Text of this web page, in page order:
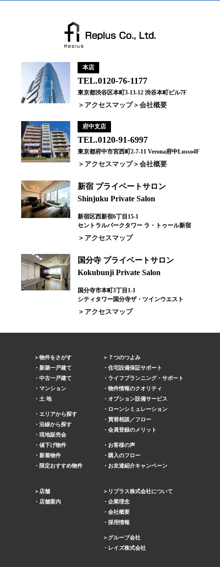
本店
TEL.0120-76-1177
東京都渋谷区本町3-13-12 渋谷本町ビル7F
アクセスマップ 会社概要
府中支店
TEL.0120-91-6997
東京都府中市宮西町2-7-11 Verona府中Lusso4F
アクセスマップ 会社概要
新宿 プライベートサロン
Shinjuku Private Salon
新宿区西新宿6丁目15-1
セントラルパークタワー ラ・トゥール新宿
アクセスマップ
国分寺 プライベートサロン
Kokubunji Private Salon
国分寺市本町3丁目1-1
シティタワー国分寺ザ・ツインウエスト
アクセスマップ
物件をさがす
新築一戸建て
中古一戸建て
マンション
土 地
エリアから探す
沿線から探す
現地販売会
値下げ物件
新着物件
限定おすすめ物件
７つのつよみ
住宅設備保証サポート
ライフプランニング・サポート
物件情報のクオリティ
オプション設備サービス
ローンシミュレーション
買替相談／フロー
会員登録のメリット
お客様の声
購入のフロー
お友達紹介キャンペーン
店舗
店舗案内
リプラス株式会社について
企業理念
会社概要
採用情報
グループ会社
レイズ株式会社